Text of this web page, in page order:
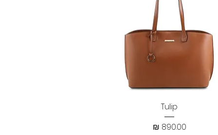
תצוגה מהירה
Tulip
מחיר